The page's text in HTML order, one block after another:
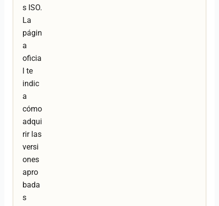
s ISO.
La
págin
a
oficia
l te
indic
a
cómo
adqui
rir las
versi
ones
apro
bada
s